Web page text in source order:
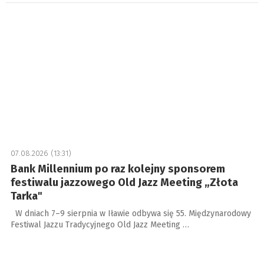
07.08.2026 (13:31)
Bank Millennium po raz kolejny sponsorem
festiwalu jazzowego Old Jazz Meeting „Złota
Tarka"
W dniach 7–9 sierpnia w Iławie odbywa się 55. Międzynarodowy
Festiwal Jazzu Tradycyjnego Old Jazz Meeting …